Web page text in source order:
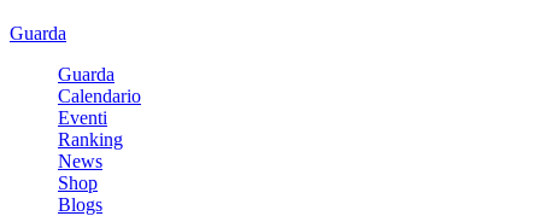
Guarda
Guarda
Calendario
Eventi
Ranking
News
Shop
Blogs